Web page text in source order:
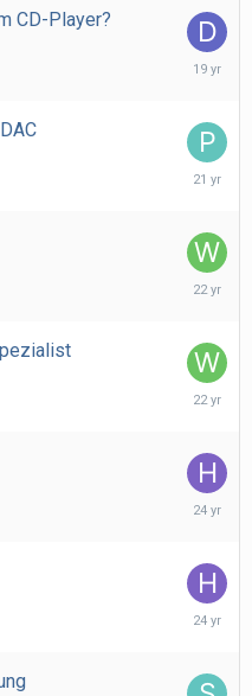
CD-Player?
15.
26.
25.
23.
28.
14.